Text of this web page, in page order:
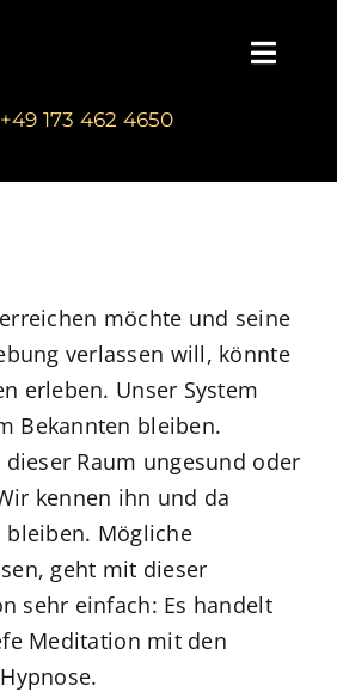
Verlegerin Deborah Bichlmeier
zum Buchhandel
+49 173 462 4650
möchte und seine
verlassen will, könnte
erleben. Unser System
Bekannten bleiben.
Raum ungesund oder
kennen ihn und da
Mögliche
geht mit dieser
sehr einfach: Es handelt
Meditation mit den